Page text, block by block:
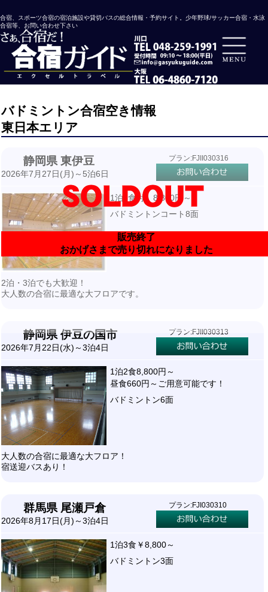
合宿、スポーツ合宿の宿泊施設や貸切バスの総合情報・予約サイト。少年野球/サッカー合宿・水泳
合宿等、お問い合わせ下さい
バドミントン合宿空き情報
東日本エリア
販売終了
おかげさまで売り切れになりました
静岡県 東伊豆
2026年7月27日(月)～5泊6日
プラン:FJII030316
1泊3食付 8,800円～
バドミントンコート8面
2泊・3泊でも大歓迎！
大人数の合宿に最適な大フロアです。
静岡県 伊豆の国市
2026年7月22日(水)～3泊4日
プラン:FJII030313
1泊2食8,800円～
昼食660円～ご用意可能です！
バドミントン6面
大人数の合宿に最適な大フロア！
宿送迎バスあり！
群馬県 尾瀬戸倉
2026年8月17日(月)～3泊4日
プラン:FJI030310
1泊3食￥8,800～
バドミントン3面